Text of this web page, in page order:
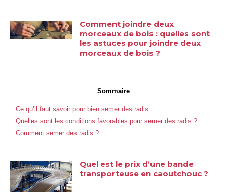
Comment joindre deux
morceaux de bois : quelles sont
les astuces pour joindre deux
morceaux de bois ?
Sommaire
Ce qu’il faut savoir pour bien semer des radis
Quelles sont les conditions favorables pour semer des radis ?
Comment semer des radis ?
Quel est le prix d’une bande
transporteuse en caoutchouc ?